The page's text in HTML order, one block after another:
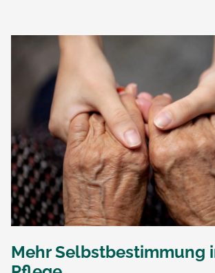
Mehr Selbstbestimmung